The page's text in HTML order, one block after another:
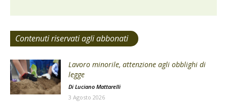
Contenuti riservati agli abbonati
Lavoro minorile, attenzione agli obblighi di
legge
Di Luciano Mattarelli
3 Agosto 2026